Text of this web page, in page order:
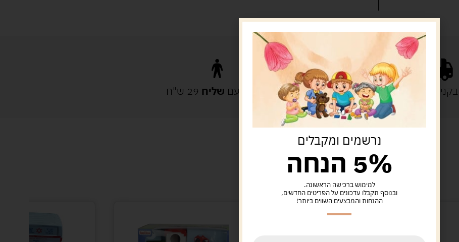
בקנייה מעל 329 ש"ח משלוח עם שליח 29 ש"ח
מוצרים קשורים
נרשמים ומקבלים
5% הנחה
למימוש ברכישה הראשונה.
ובנוסף תקבלו עדכונים על הפריטים החדשים,
ההנחות והמבצעים השווים ביותר!